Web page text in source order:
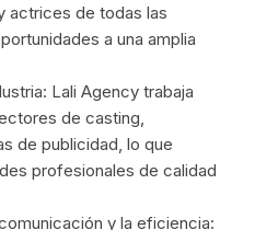
actrices de todas las
a una amplia
Lali Agency trabaja
de casting,
de publicidad, lo que
profesionales de calidad
y la eficiencia: